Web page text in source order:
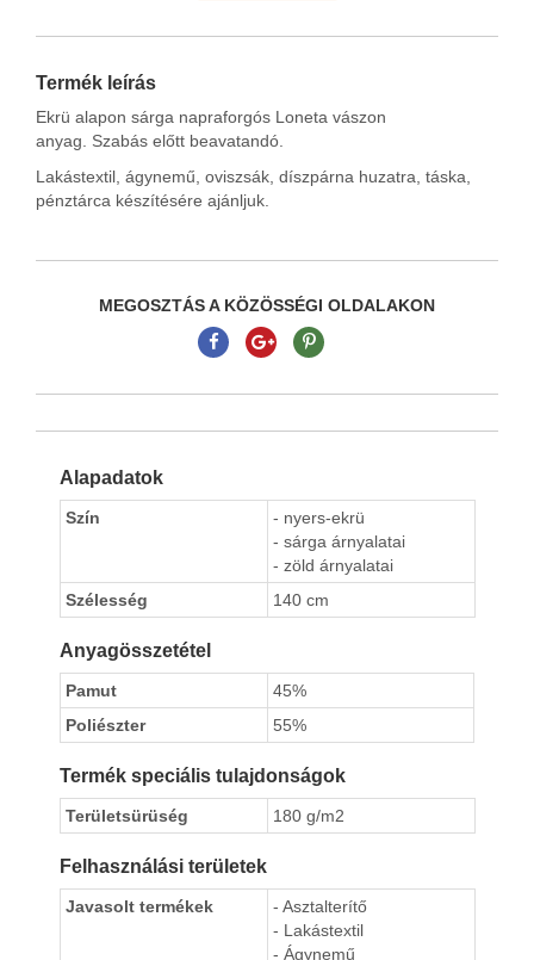
Termék leírás
Ekrü alapon sárga napraforgós Loneta vászon
anyag. Szabás előtt beavatandó.
Lakástextil, ágynemű, oviszsák, díszpárna huzatra, táska,
pénztárca készítésére ajánljuk.
MEGOSZTÁS A KÖZÖSSÉGI OLDALAKON
Alapadatok
Szín
- nyers-ekrü
- sárga árnyalatai
- zöld árnyalatai
Szélesség
140 cm
Anyagösszetétel
Pamut
45%
Poliészter
55%
Termék speciális tulajdonságok
Területsürüség 180 g/m2
Felhasználási területek
Javasolt termékek
- Asztalterítő
- Lakástextil
- Ágynemű